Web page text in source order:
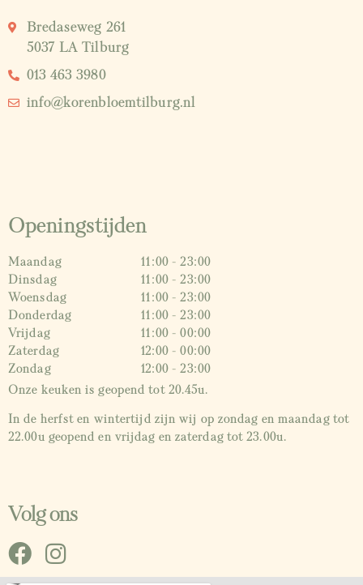
Bredaseweg 261
5037 LA Tilburg
013 463 3980
info@korenbloemtilburg.nl
Openingstijden
Maandag
Dinsdag
Woensdag
Donderdag
Vrijdag
Zaterdag
Zondag
11:00 - 23:00
11:00 - 23:00
11:00 - 23:00
11:00 - 23:00
11:00 - 00:00
12:00 - 00:00
12:00 - 23:00
Onze keuken is geopend tot 20.45u.
In de herfst en wintertijd zijn wij op zondag en maandag tot
22.00u geopend en vrijdag en zaterdag tot 23.00u.
Volg ons